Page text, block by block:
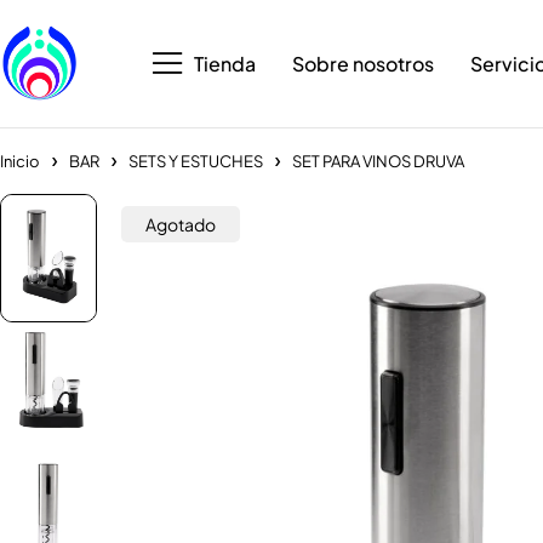
Tienda Sobre nosotros
Inicio BAR SETS Y ESTUCHES SET PARA VINOS DRUVA
Agotado